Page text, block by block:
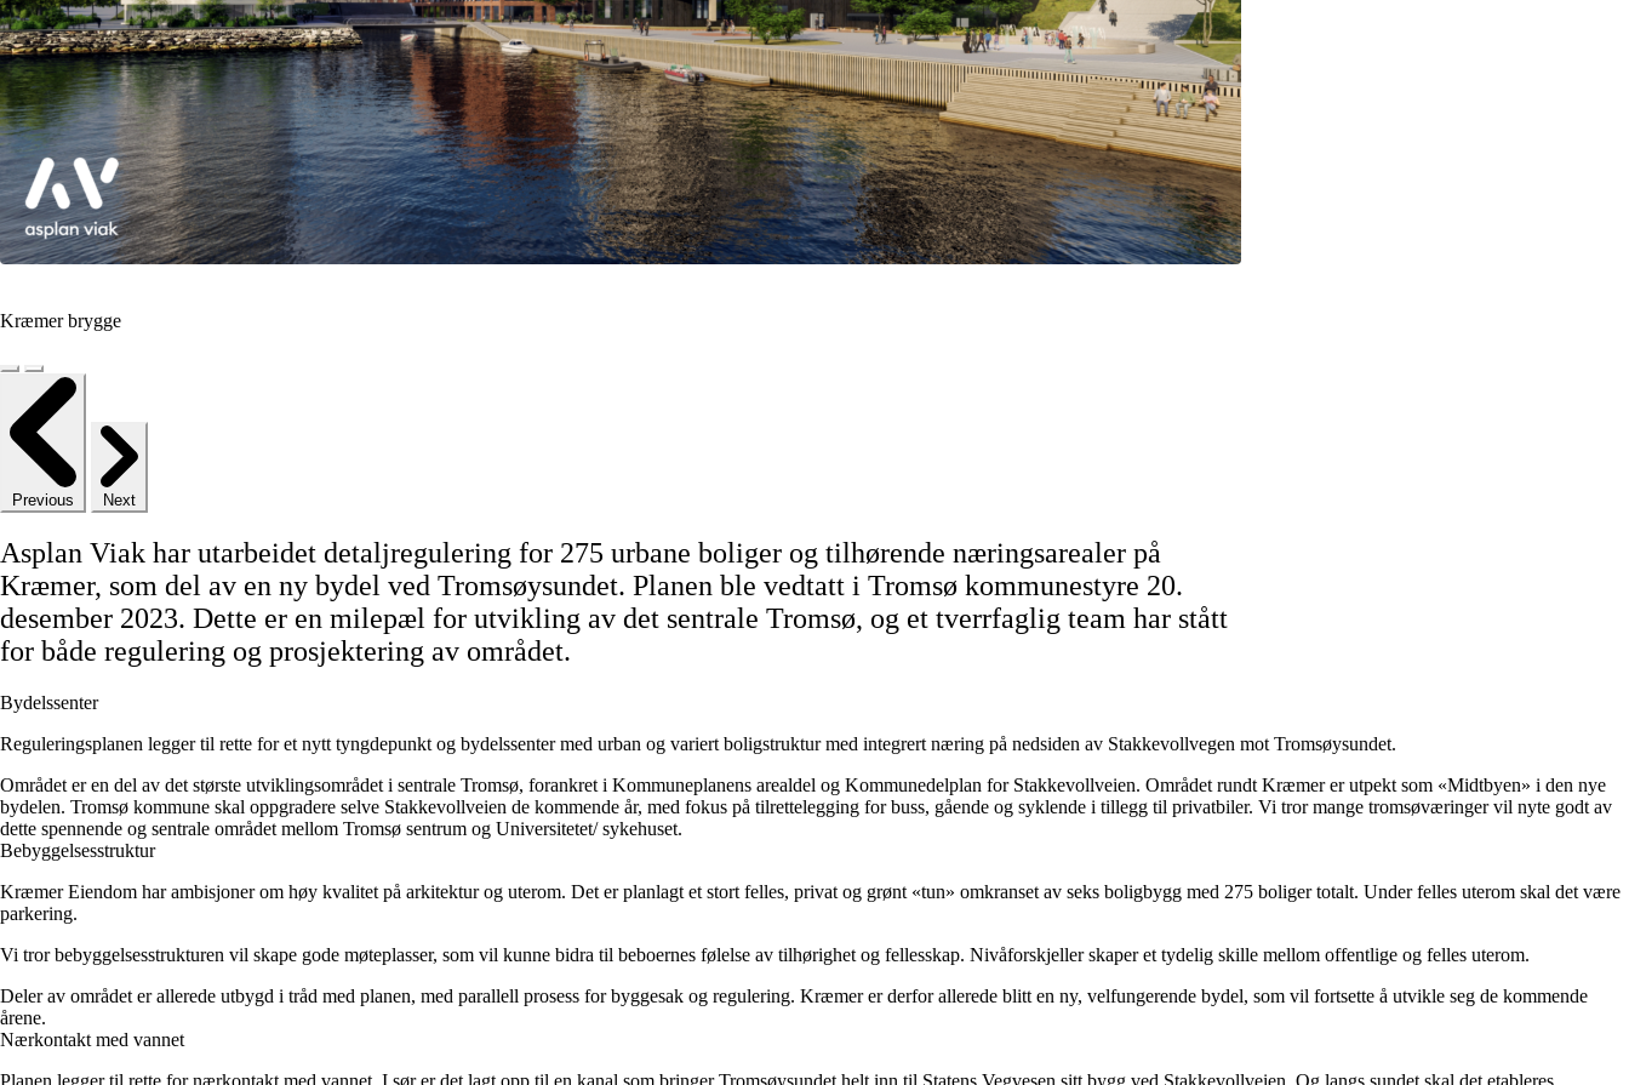
Kræmer brygge
Previous Next
Asplan Viak har utarbeidet detaljregulering for 275 urbane boliger og tilhørende næringsarealer på
Kræmer, som del av en ny bydel ved Tromsøysundet. Planen ble vedtatt i Tromsø kommunestyre 20.
desember 2023. Dette er en milepæl for utvikling av det sentrale Tromsø, og et tverrfaglig team har stått
for både regulering og prosjektering av området.
Bydelssenter
Reguleringsplanen legger til rette for et nytt tyngdepunkt og bydelssenter med urban og variert boligstruktur med integrert næring på nedsiden av Stakkevollvegen mot Tromsøysundet.
Området er en del av det største utviklingsområdet i sentrale Tromsø, forankret i Kommuneplanens arealdel og Kommunedelplan for Stakkevollveien. Området rundt Kræmer er utpekt som «Midtbyen» i den nye
bydelen. Tromsø kommune skal oppgradere selve Stakkevollveien de kommende år, med fokus på tilrettelegging for buss, gående og syklende i tillegg til privatbiler. Vi tror mange tromsøværinger vil nyte godt av
dette spennende og sentrale området mellom Tromsø sentrum og Universitetet/ sykehuset.
Bebyggelsesstruktur
Kræmer Eiendom har ambisjoner om høy kvalitet på arkitektur og uterom. Det er planlagt et stort felles, privat og grønt «tun» omkranset av seks boligbygg med 275 boliger totalt. Under felles uterom skal det være
parkering.
Vi tror bebyggelsesstrukturen vil skape gode møteplasser, som vil kunne bidra til beboernes følelse av tilhørighet og fellesskap. Nivåforskjeller skaper et tydelig skille mellom offentlige og felles uterom.
Deler av området er allerede utbygd i tråd med planen, med parallell prosess for byggesak og regulering. Kræmer er derfor allerede blitt en ny, velfungerende bydel, som vil fortsette å utvikle seg de kommende
årene.
Nærkontakt med vannet